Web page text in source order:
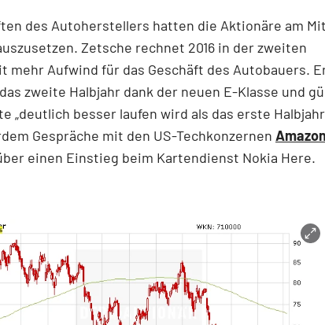
des Autoherstellers hatten die Aktionäre am
Zetsche rechnet 2016 in der zweiten
mehr Aufwind für das Geschäft des Autobauers.
zweite Halbjahr dank der neuen E-Klasse und
„deutlich besser laufen wird als das erste
Gespräche mit den US-Techkonzernen Amazon
einen Einstieg beim Kartendienst Nokia Here.